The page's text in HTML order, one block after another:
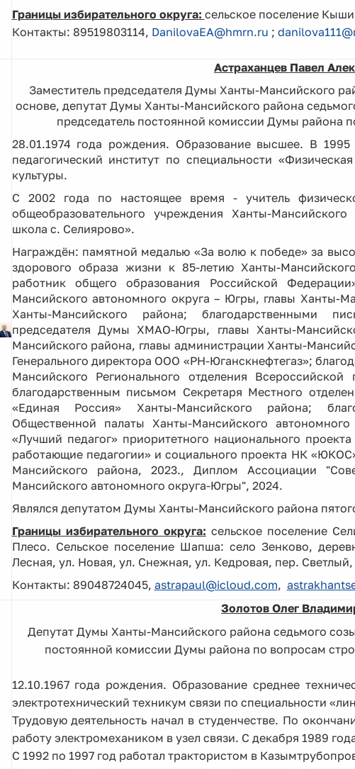
Границы избирательного округа: сельское поселение
Контакты: 89519803114, DanilovaEA@hmrn.ru ;
Астраханцев Павел
Заместитель председателя Думы Ханты-Мансийского
основе, депутат Думы Ханты-Мансийского района
председатель постоянной комиссии Думы района
28.01.1974 года рождения. Образование высшее. В
педагогический институт по специальности
культуры.
С 2002 года по настоящее время - учитель
общеобразовательного учреждения Ханты-
школа с. Селиярово».
Награждён: памятной медалью «За волю к победе» за
здорового образа жизни к 85-летию Ханты-
работник общего образования Российской
Мансийского автономного округа – Югры, главы Ханты-
Ханты-Мансийского района; благодарственными
председателя Думы ХМАО-Югры, главы Ханты-
Мансийского района, главы администрации Ханты-
Генерального директора ООО «РН-Юганскнефтегаз»;
Мансийского Регионального отделения
благодарственным письмом Секретаря Местного
«Единая Россия» Ханты-Мансийского района;
Общественной палаты Ханты-Мансийского
«Лучший педагог» приоритетного национального
работающие педагогии» и социального проекта НК
Мансийского района, 2023., Диплом Ассоциации
Мансийского автономного округа-Югры", 2024.
Являлся депутатом Думы Ханты-Мансийского района
Границы избирательного округа: сельское поселение
Плесо. Сельское поселение Шапша: село Зенково,
Лесная, ул. Новая, ул. Снежная, ул. Кедровая, пер.
Контакты: 89048724045, astrapaul@icloud.com,
Золотов Олег
Депутат Думы Ханты-Мансийского района седьмого
постоянной комиссии Думы района по вопросам
12.10.1967 года рождения. Образование среднее
электротехнический техникум связи по специальности
Трудовую деятельность начал в студенчестве. По
работу электромехаником в узел связи. С декабря 1989
С 1992 по 1997 год работал трактористом в